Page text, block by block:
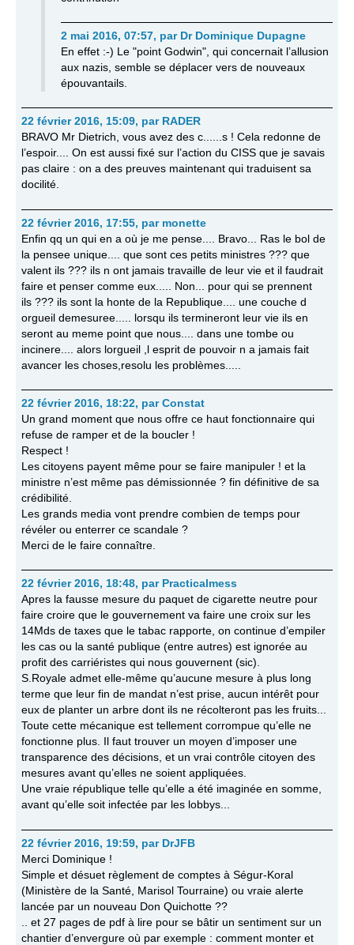
2 mai 2016, 07:57, par Dr Dominique Dupagne
En effet :-) Le "point Godwin", qui concernait l’allusion
aux nazis, semble se déplacer vers de nouveaux
épouvantails.
22 février 2016, 15:09, par RADER
BRAVO Mr Dietrich, vous avez des c......s ! Cela redonne de
l’espoir.... On est aussi fixé sur l’action du CISS que je savais
pas claire : on a des preuves maintenant qui traduisent sa
docilité.
22 février 2016, 17:55, par monette
Enfin qq un qui en a où je me pense.... Bravo... Ras le bol de
la pensee unique.... que sont ces petits ministres ??? que
valent ils ??? ils n ont jamais travaille de leur vie et il faudrait
faire et penser comme eux..... Non... pour qui se prennent
ils ??? ils sont la honte de la Republique.... une couche d
orgueil demesuree..... lorsqu ils termineront leur vie ils en
seront au meme point que nous.... dans une tombe ou
incinere.... alors lorgueil ,l esprit de pouvoir n a jamais fait
avancer les choses,resolu les problèmes.....
22 février 2016, 18:22, par Constat
Un grand moment que nous offre ce haut fonctionnaire qui
refuse de ramper et de la boucler !
Respect !
Les citoyens payent même pour se faire manipuler ! et la
ministre n’est même pas démissionnée ? fin définitive de sa
crédibilité.
Les grands media vont prendre combien de temps pour
révéler ou enterrer ce scandale ?
Merci de le faire connaître.
22 février 2016, 18:48, par Practicalmess
Apres la fausse mesure du paquet de cigarette neutre pour
faire croire que le gouvernement va faire une croix sur les
14Mds de taxes que le tabac rapporte, on continue d’empiler
les cas ou la santé publique (entre autres) est ignorée au
profit des carriéristes qui nous gouvernent (sic).
S.Royale admet elle-même qu’aucune mesure à plus long
terme que leur fin de mandat n’est prise, aucun intérêt pour
eux de planter un arbre dont ils ne récolteront pas les fruits...
Toute cette mécanique est tellement corrompue qu’elle ne
fonctionne plus. Il faut trouver un moyen d’imposer une
transparence des décisions, et un vrai contrôle citoyen des
mesures avant qu’elles ne soient appliquées.
Une vraie république telle qu’elle a été imaginée en somme,
avant qu’elle soit infectée par les lobbys...
22 février 2016, 19:59, par DrJFB
Merci Dominique !
Simple et désuet règlement de comptes à Ségur-Koral
(Ministère de la Santé, Marisol Tourraine) ou vraie alerte
lancée par un nouveau Don Quichotte ??
.. et 27 pages de pdf à lire pour se bâtir un sentiment sur un
chantier d’envergure où par exemple : comment monter et